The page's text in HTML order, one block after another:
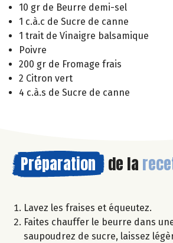
10 gr de Beurre demi-sel
1 c.à.c de Sucre de canne
1 trait de Vinaigre balsamique
Poivre
200 gr de Fromage frais
2 Citron vert
4 c.à.s de Sucre de canne
Préparation de la
Lavez les fraises et équeutez.
Faites chauffer le beurre dans
saupoudrez de sucre, laissez